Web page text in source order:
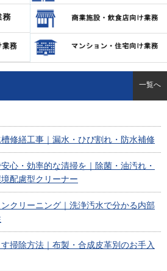
一覧へ
修繕工事｜漏水・ひび割れ・防水補修
心・効率的な清掃を｜除菌・油汚れ・
配慮型クリーナー
クリーニング｜洗浄汚水で分かる内部
掃除方法｜布製・合成皮革別のお手入